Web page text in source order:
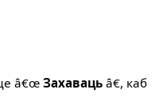
â€œЗахаваць â€, каб